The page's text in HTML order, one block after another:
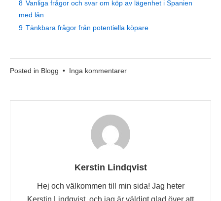
8 Vanliga frågor och svar om köp av lägenhet i Spanien
med lån
9 Tänkbara frågor från potentiella köpare
Posted in Blogg • Inga kommentarertill
Lån
Kerstin Lindqvist
Hej och välkommen till min sida! Jag heter